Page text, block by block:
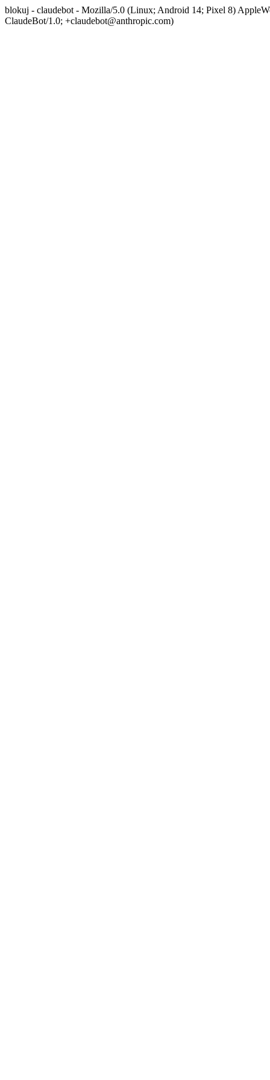
blokuj - claudebot - Mozilla/5.0 (Linux; Android 14; Pixel 8)
ClaudeBot/1.0; +claudebot@anthropic.com)